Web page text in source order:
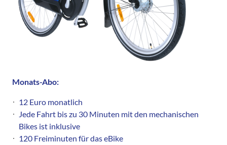
Monats-Abo:
12 Euro monatlich
Jede Fahrt bis zu 30 Minuten mit den mechanischen
Bikes ist inklusive
120 Freiminuten für das eBike